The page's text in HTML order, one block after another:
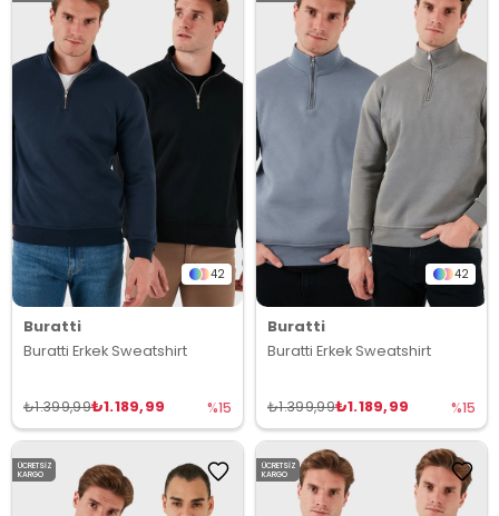
42
Buratti
Buratti Erkek Sweatshirt
₺1.189,99
₺1.399,99 %15
42
Buratti
Buratti Erkek Sweatshirt
₺1.189,99
₺1.399,99 %15
ÜCRETSIZ
KARGO
ÜCRETSIZ
KARGO